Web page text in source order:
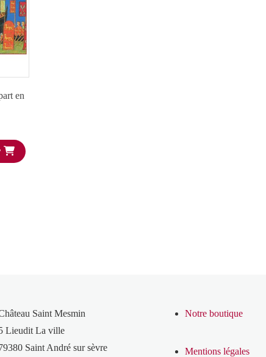
en
Saint Mesmin
Lieudit La ville
Saint André sur sèvre
Notre boutique
Mentions légales